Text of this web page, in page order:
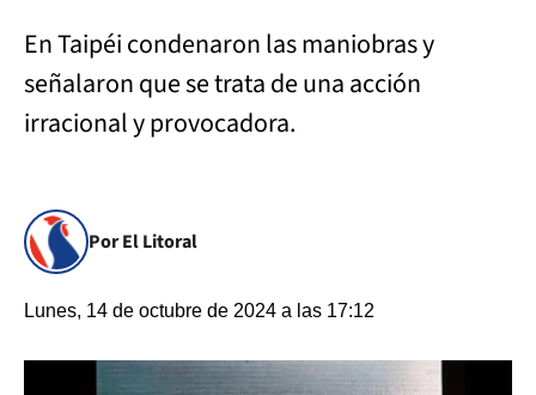
En Taipéi condenaron las maniobras y
señalaron que se trata de una acción
irracional y provocadora.
Por El Litoral
Lunes, 14 de octubre de 2024 a las 17:12